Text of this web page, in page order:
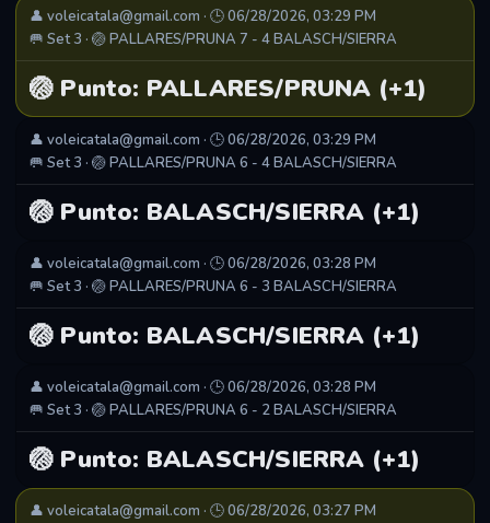
👤 voleicatala@gmail.com · 🕒 06/28/2026, 03:29 PM
🥅 Set 3 · 🏐 PALLARES/PRUNA 7 - 4 BALASCH/SIERRA
🏐 Punto: PALLARES/PRUNA (+1)
👤 voleicatala@gmail.com · 🕒 06/28/2026, 03:29 PM
🥅 Set 3 · 🏐 PALLARES/PRUNA 6 - 4 BALASCH/SIERRA
🏐 Punto: BALASCH/SIERRA (+1)
👤 voleicatala@gmail.com · 🕒 06/28/2026, 03:28 PM
🥅 Set 3 · 🏐 PALLARES/PRUNA 6 - 3 BALASCH/SIERRA
🏐 Punto: BALASCH/SIERRA (+1)
👤 voleicatala@gmail.com · 🕒 06/28/2026, 03:28 PM
🥅 Set 3 · 🏐 PALLARES/PRUNA 6 - 2 BALASCH/SIERRA
🏐 Punto: BALASCH/SIERRA (+1)
👤 voleicatala@gmail.com · 🕒 06/28/2026, 03:27 PM